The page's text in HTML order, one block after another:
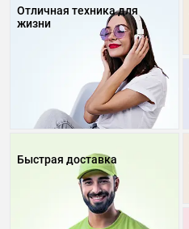
Отличная техника для
жизни
Быстрая доставка